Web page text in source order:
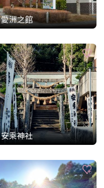
愛洲之館
安乘神社